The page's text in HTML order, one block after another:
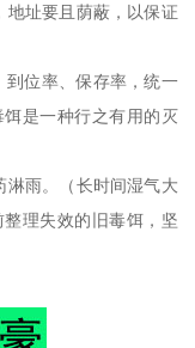
地址要且荫蔽，以保证
到位率、保存率，统一
是一种行之有用的灭
淋雨。（长时间湿气大
理失效的旧毒饵，坚